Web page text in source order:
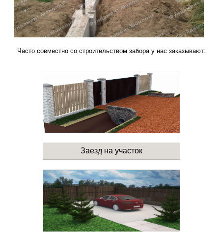
Часто совместно со строительством забора у нас заказывают:
Заезд на участок